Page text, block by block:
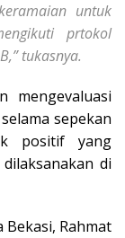
untuk
prtokol
tukasnya.
mengevaluasi
sepekan
positif yang
di
Bekasi, Rahmat